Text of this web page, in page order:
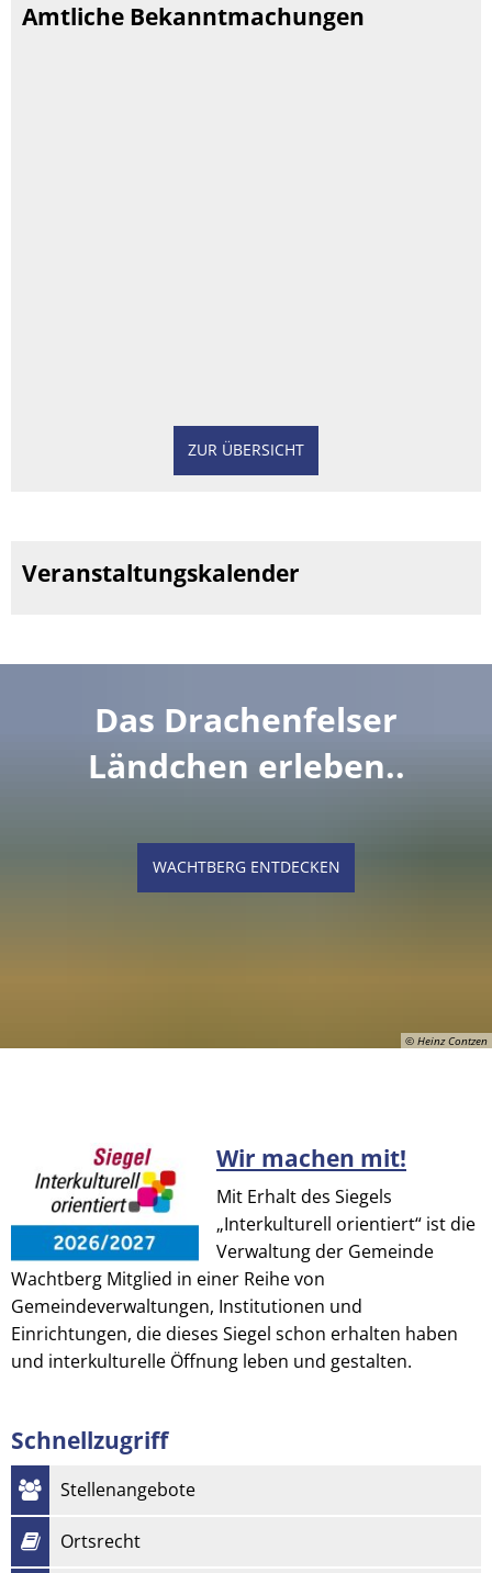
Amtliche Bekanntmachungen
ZUR ÜBERSICHT
Veranstaltungskalender
© Heinz Contzen
Das Drachenfelser
Ländchen erleben..
WACHTBERG ENTDECKEN
Wir machen mit!
Mit Erhalt des Siegels
„Interkulturell orientiert“ ist die
Verwaltung der Gemeinde
Wachtberg Mitglied in einer Reihe von
Gemeindeverwaltungen, Institutionen und
Einrichtungen, die dieses Siegel schon erhalten haben
und interkulturelle Öffnung leben und gestalten.
Schnellzugriff
Stellenangebote
Ortsrecht